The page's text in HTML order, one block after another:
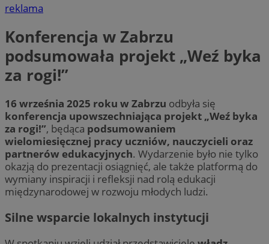
reklama
Konferencja w Zabrzu
podsumowała projekt „Weź byka
za rogi!”
16 września 2025 roku w Zabrzu odbyła się
konferencja upowszechniająca projekt „Weź byka
za rogi!”, będąca podsumowaniem
wielomiesięcznej pracy uczniów, nauczycieli oraz
partnerów edukacyjnych. Wydarzenie było nie tylko
okazją do prezentacji osiągnięć, ale także platformą do
wymiany inspiracji i refleksji nad rolą edukacji
międzynarodowej w rozwoju młodych ludzi.
Silne wsparcie lokalnych instytucji